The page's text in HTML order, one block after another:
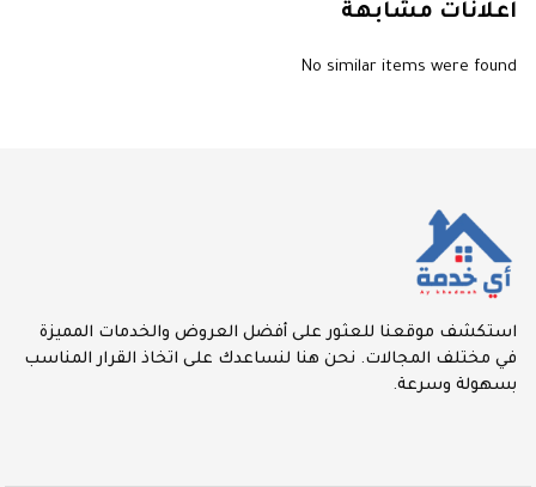
اعلانات مشابهة
No similar items were found
استكشف موقعنا للعثور على أفضل العروض والخدمات المميزة
في مختلف المجالات. نحن هنا لنساعدك على اتخاذ القرار المناسب
بسهولة وسرعة.